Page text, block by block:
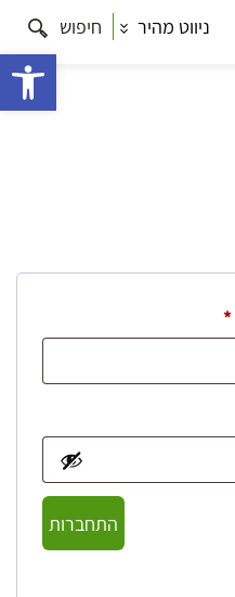
ניווט מהיר חיפוש
*חובה
התחברות